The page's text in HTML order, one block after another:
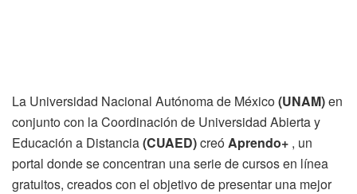
La Universidad Nacional Autónoma de México(UNAM)en
conjunto con la Coordinación de Universidad Abierta y
Educación a Distancia(CUAED)creóAprendo+ , un
portal donde se concentran una serie de cursos en línea
gratuitos, creados con el objetivo de presentar una mejor